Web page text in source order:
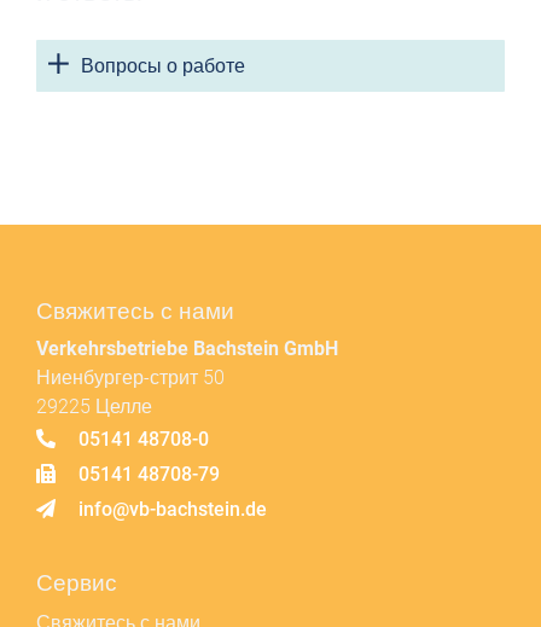
Вопросы о работе
Свяжитесь с нами
Verkehrsbetriebe Bachstein GmbH
Ниенбургер-стрит 50
29225 Целле
05141 48708-0
05141 48708-79
info@vb-bachstein.de
Сервис